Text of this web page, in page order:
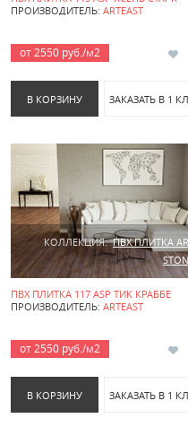
ПРОИЗВОДИТЕЛЬ: ARTEAST
от 2550 руб./м2
В КОРЗИНУ ЗАКАЗАТЬ В 1
КОЛЛЕКЦИЯ: ПВХ ПЛИТКА
ПВХ ПЛИТКА 117 ASP ТИК КРАББЕ
ПРОИЗВОДИТЕЛЬ: ARTEAST
от 2550 руб./м2
В КОРЗИНУ ЗАКАЗАТЬ В 1